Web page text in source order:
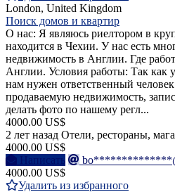
London, United Kingdom
Поиск домов и квартир
О нас: Я являюсь риелтором в
находится в Чехии. У нас есть
недвижимость в Англии. Где
Англии. Условия работы: Так как
нам нужен ответственный
продаваемую недвижимость,
делать фото по нашему регл...
4000.00 US$
2 лет назад Отели, рестораны,
4000.00 US$
Написать
4000.00 US$
Удалить из избранного